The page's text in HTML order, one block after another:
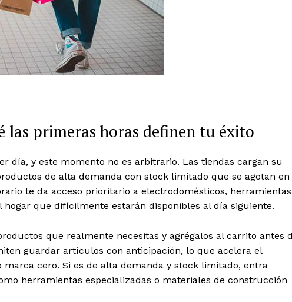
las primeras horas definen tu éxito
día, y este momento no es arbitrario. Las tiendas cargan su
de alta demanda con stock limitado que se agotan en
te da acceso prioritario a electrodomésticos, herramientas
que difícilmente estarán disponibles al día siguiente.
que realmente necesitas y agrégalos al carrito antes
guardar artículos con anticipación, lo que acelera el
cero. Si es de alta demanda y stock limitado, entra
herramientas especializadas o materiales de construcción